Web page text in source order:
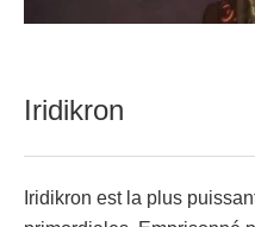
Iridikron
Iridikron est la plus